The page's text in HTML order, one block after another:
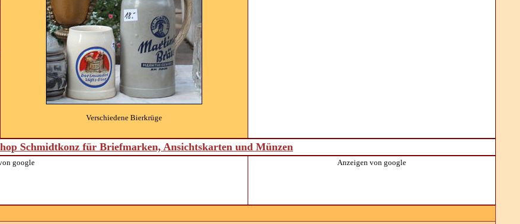
Verschiedene Bierkrüge
Schmidtkonz für Briefmarken, Ansichtskarten und Münzen
google Anzeigen von google